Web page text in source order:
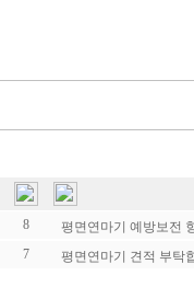
8
평면연마기 예방보전
7
평면연마기 견적 부탁